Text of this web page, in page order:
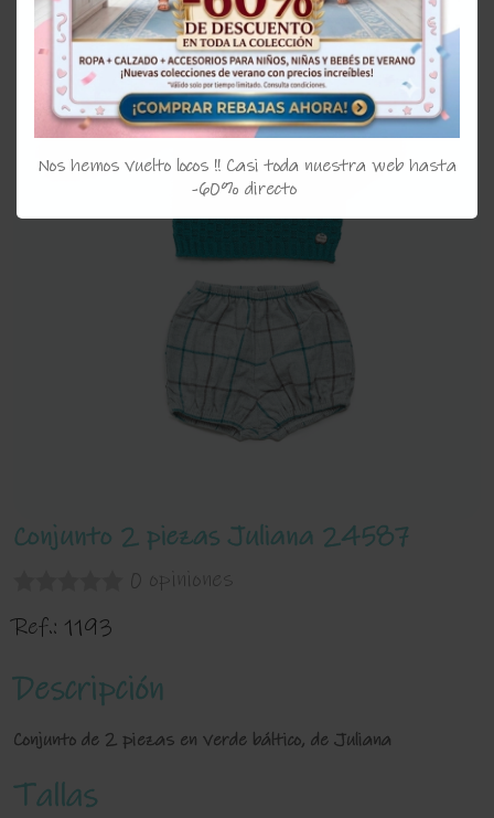
Conjunto 2 piezas Juliana 24587
0 opiniones
Ref.: 1193
Descripción
Conjunto de 2 piezas en verde báltico, de Juliana
Tallas
Nos hemos vuelto locos !! Casi toda nuestra web hasta
-60% directo